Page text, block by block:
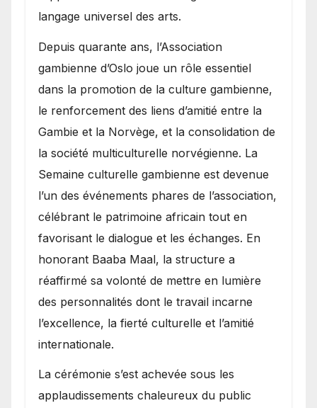
langage universel des arts.
​Depuis quarante ans, l’Association
gambienne d’Oslo joue un rôle essentiel
dans la promotion de la culture gambienne,
le renforcement des liens d’amitié entre la
Gambie et la Norvège, et la consolidation de
la société multiculturelle norvégienne. La
Semaine culturelle gambienne est devenue
l’un des événements phares de l’association,
célébrant le patrimoine africain tout en
favorisant le dialogue et les échanges. En
honorant Baaba Maal, la structure a
réaffirmé sa volonté de mettre en lumière
des personnalités dont le travail incarne
l’excellence, la fierté culturelle et l’amitié
internationale.
​La cérémonie s’est achevée sous les
applaudissements chaleureux du public